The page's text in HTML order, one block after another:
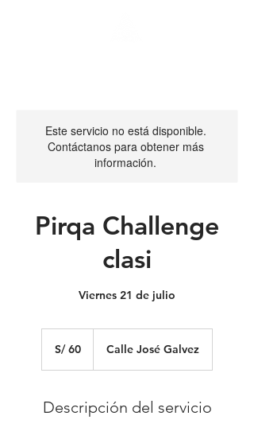
Este servicio no está disponible.
Contáctanos para obtener más
información.
Pirqa Challenge
clasi
Viernes 21 de julio
peruanos
S/ 60 Calle José Galvez
Descripción del servicio